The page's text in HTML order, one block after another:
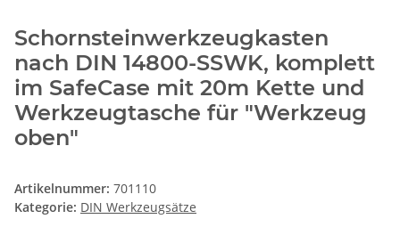
Schornsteinwerkzeugkasten
nach DIN 14800-SSWK, komplett
im SafeCase mit 20m Kette und
Werkzeugtasche für "Werkzeug
oben"
Artikelnummer: 701110
Kategorie: DIN Werkzeugsätze